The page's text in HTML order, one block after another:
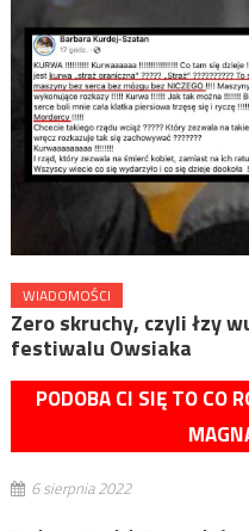
WIADOMOŚCI
Zero skruchy, czyli łzy
festiwalu Owsiaka
PODOBA CI SIĘ TO CO
6 sierpnia 2022